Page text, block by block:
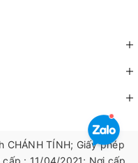
CHÁNH TÍNH; Giấy phép
: 11/04/2021; Nơi cấp